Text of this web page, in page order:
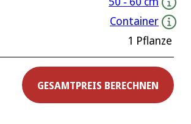
Container
1 Pflanze
GESAMTPREIS BERECHNEN